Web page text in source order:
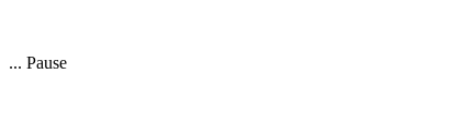
... Pause